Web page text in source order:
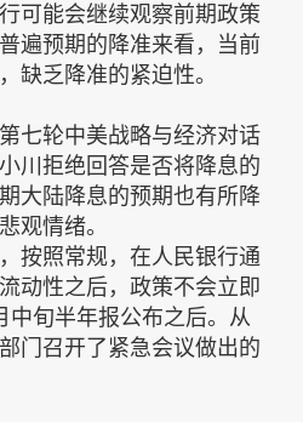
可能会继续观察前期政策
遍预期的降准来看，当前
缺乏降准的紧迫性。
七轮中美战略与经济对话
川拒绝回答是否将降息的
大陆降息的预期也有所降
观情绪。
按照常规，在人民银行通
动性之后，政策不会立即
中旬半年报公布之后。从
门召开了紧急会议做出的